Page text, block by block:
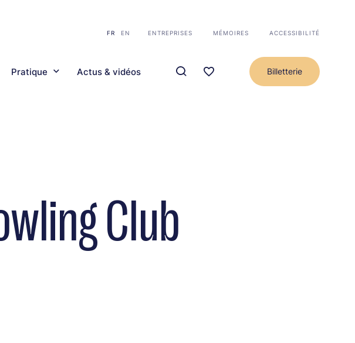
FR EN ENTREPRISES MÉMOIRES ACCESSIBILITÉ
Pratique Actus & vidéos Billetterie
Club